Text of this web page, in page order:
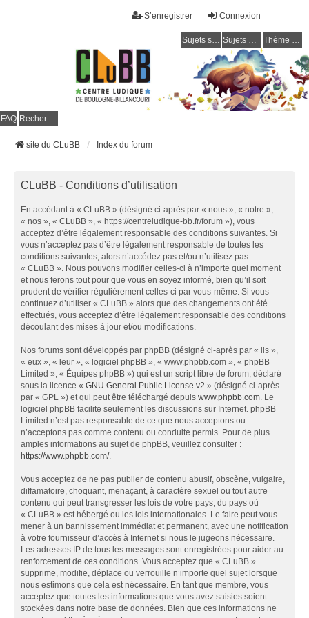
Connexion
S’enregistrer
Sujets sans réponse Sujets actifs Thème clair / foncé
FAQ Rechercher
site du CLuBB Index du forum
CLuBB - Conditions d’utilisation
En accédant à « CLuBB » (désigné ci-après par « nous », « notre »,
« nos », « CLuBB », « https://centreludique-bb.fr/forum »), vous
acceptez d’être légalement responsable des conditions suivantes. Si
vous n’acceptez pas d’être légalement responsable de toutes les
conditions suivantes, alors n’accédez pas et/ou n’utilisez pas
« CLuBB ». Nous pouvons modifier celles-ci à n’importe quel moment
et nous ferons tout pour que vous en soyez informé, bien qu’il soit
prudent de vérifier régulièrement celles-ci par vous-même. Si vous
continuez d’utiliser « CLuBB » alors que des changements ont été
effectués, vous acceptez d’être légalement responsable des conditions
découlant des mises à jour et/ou modifications.
Nos forums sont développés par phpBB (désigné ci-après par « ils »,
« eux », « leur », « logiciel phpBB », « www.phpbb.com », « phpBB
Limited », « Équipes phpBB ») qui est un script libre de forum, déclaré
sous la licence « GNU General Public License v2 » (désigné ci-après
par « GPL ») et qui peut être téléchargé depuis www.phpbb.com. Le
logiciel phpBB facilite seulement les discussions sur Internet. phpBB
Limited n’est pas responsable de ce que nous acceptons ou
n’acceptons pas comme contenu ou conduite permis. Pour de plus
amples informations au sujet de phpBB, veuillez consulter :
https://www.phpbb.com/.
Vous acceptez de ne pas publier de contenu abusif, obscène, vulgaire,
diffamatoire, choquant, menaçant, à caractère sexuel ou tout autre
contenu qui peut transgresser les lois de votre pays, du pays où
« CLuBB » est hébergé ou les lois internationales. Le faire peut vous
mener à un bannissement immédiat et permanent, avec une notification
à votre fournisseur d’accès à Internet si nous le jugeons nécessaire.
Les adresses IP de tous les messages sont enregistrées pour aider au
renforcement de ces conditions. Vous acceptez que « CLuBB »
supprime, modifie, déplace ou verrouille n’importe quel sujet lorsque
nous estimons que cela est nécessaire. En tant que membre, vous
acceptez que toutes les informations que vous avez saisies soient
stockées dans notre base de données. Bien que ces informations ne